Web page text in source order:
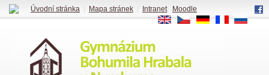
Úvodní stránka Mapa stránek Intranet|
Moodle
EN
CS DE FR RU